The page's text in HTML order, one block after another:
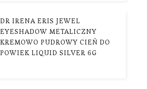
DR IRENA ERIS JEWEL
EYESHADOW METALICZNY
KREMOWO PUDROWY CIEŃ DO
POWIEK LIQUID SILVER 6G